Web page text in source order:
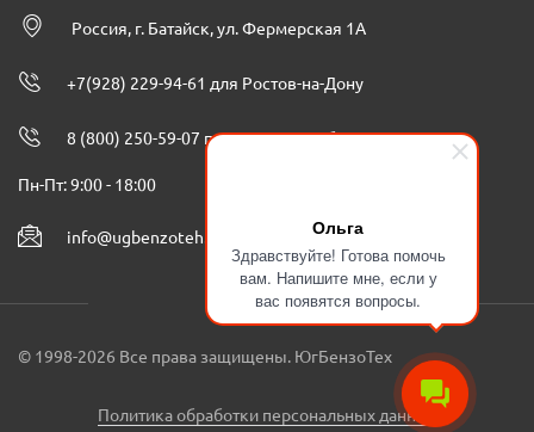
Ольга
Здравствуйте! Готова помочь
вам. Напишите мне, если у
вас появятся вопросы.
Россия, г. Батайск, ул. Фермерская 1А
+7(928) 229-94-61 для Ростов-на-Дону
8 (800) 250-59-07 по всей России бесплатно
Пн-Пт: 9:00 - 18:00
info@ugbenzoteh.ru
© 1998-2026 Все права защищены. ЮгБензоТех
Политика обработки персональных данных